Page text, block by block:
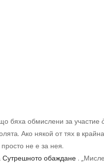
бяха обмислени за участие
Ако някой от тях в
не е за нея.
Сутрешното обаждане .